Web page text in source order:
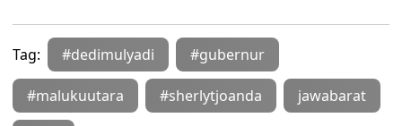
Tag: #dedimulyadi #gubernur
#malukuutara #sherlytjoanda jawabarat